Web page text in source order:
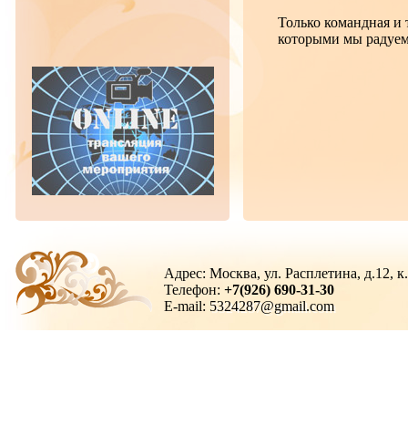
Только командная и
которыми мы
Адрес: Москва, ул. Расплетина, д.12,
Телефон: +7(926) 690-31-30
E-mail: 5324287@gmail.com